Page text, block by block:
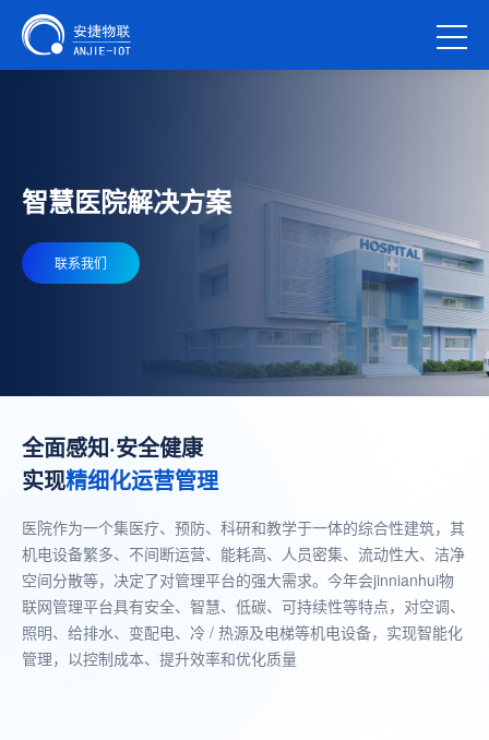
智慧医院解决方案
联系我们
全面感知·安全健康
实现精细化运营管理
医院作为一个集医疗、预防、科研和教学于一体的综合性建筑，其
机电设备繁多、不间断运营、能耗高、人员密集、流动性大、洁净
空间分散等，决定了对管理平台的强大需求。今年会jinnianhui物
联网管理平台具有安全、智慧、低碳、可持续性等特点，对空调、
照明、给排水、变配电、冷 / 热源及电梯等机电设备，实现智能化
管理，以控制成本、提升效率和优化质量